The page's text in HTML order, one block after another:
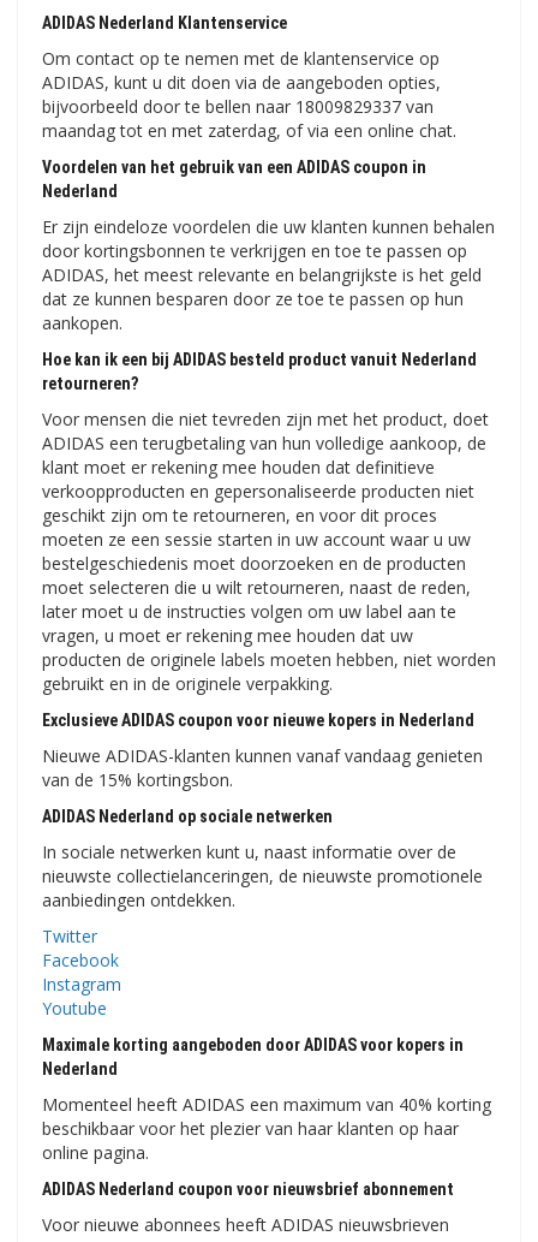
ADIDAS Nederland Klantenservice
Om contact op te nemen met de klantenservice op
ADIDAS, kunt u dit doen via de aangeboden opties,
bijvoorbeeld door te bellen naar 18009829337 van
maandag tot en met zaterdag, of via een online chat.
Voordelen van het gebruik van een ADIDAS coupon in
Nederland
Er zijn eindeloze voordelen die uw klanten kunnen behalen
door kortingsbonnen te verkrijgen en toe te passen op
ADIDAS, het meest relevante en belangrijkste is het geld
dat ze kunnen besparen door ze toe te passen op hun
aankopen.
Hoe kan ik een bij ADIDAS besteld product vanuit Nederland
retourneren?
Voor mensen die niet tevreden zijn met het product, doet
ADIDAS een terugbetaling van hun volledige aankoop, de
klant moet er rekening mee houden dat definitieve
verkoopproducten en gepersonaliseerde producten niet
geschikt zijn om te retourneren, en voor dit proces
moeten ze een sessie starten in uw account waar u uw
bestelgeschiedenis moet doorzoeken en de producten
moet selecteren die u wilt retourneren, naast de reden,
later moet u de instructies volgen om uw label aan te
vragen, u moet er rekening mee houden dat uw
producten de originele labels moeten hebben, niet worden
gebruikt en in de originele verpakking.
Exclusieve ADIDAS coupon voor nieuwe kopers in Nederland
Nieuwe ADIDAS-klanten kunnen vanaf vandaag genieten
van de 15% kortingsbon.
ADIDAS Nederland op sociale netwerken
In sociale netwerken kunt u, naast informatie over de
nieuwste collectielanceringen, de nieuwste promotionele
aanbiedingen ontdekken.
Twitter
Facebook
Instagram
Youtube
Maximale korting aangeboden door ADIDAS voor kopers in
Nederland
Momenteel heeft ADIDAS een maximum van 40% korting
beschikbaar voor het plezier van haar klanten op haar
online pagina.
ADIDAS Nederland coupon voor nieuwsbrief abonnement
Voor nieuwe abonnees heeft ADIDAS nieuwsbrieven